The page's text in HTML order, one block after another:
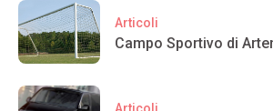
Articoli
Campo Sportivo di
Articoli